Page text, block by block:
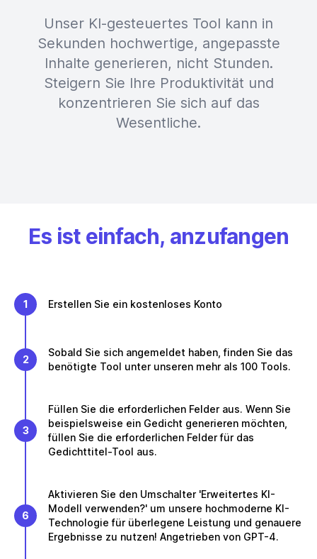
Unser KI-gesteuertes Tool kann in
Sekunden hochwertige, angepasste
Inhalte generieren, nicht Stunden.
Steigern Sie Ihre Produktivität und
konzentrieren Sie sich auf das
Wesentliche.
Es ist einfach, anzufangen
1 Erstellen Sie ein kostenloses Konto
2
Sobald Sie sich angemeldet haben, finden Sie das
benötigte Tool unter unseren mehr als 100 Tools.
3
Füllen Sie die erforderlichen Felder aus. Wenn Sie
beispielsweise ein Gedicht generieren möchten,
füllen Sie die erforderlichen Felder für das
Gedichttitel-Tool aus.
6
Aktivieren Sie den Umschalter 'Erweitertes KI-
Modell verwenden?' um unsere hochmoderne KI-
Technologie für überlegene Leistung und genauere
Ergebnisse zu nutzen! Angetrieben von GPT-4.